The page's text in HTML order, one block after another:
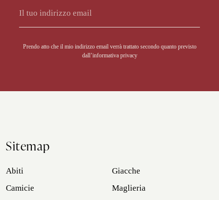
Prendo atto che il mio indirizzo email verrà trattato secondo quanto previsto
dall’informativa privacy
Sitemap
Abiti
Giacche
Camicie
Maglieria